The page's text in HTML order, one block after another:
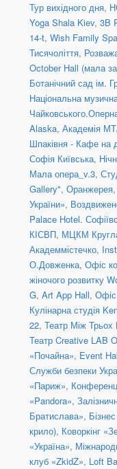
Тур вихідного дня,
Yoga Shala Kiev, 3B
14-t, Wish Family
Тисячоліття,
October Hall (мала
Ботанічний сад ім.
Національна
Alaska, Академія
Шпаківня - Кафе на
Софія Київська,
Мала опера_v.3,
Gallery", Оранжерея,
України»,
Palace Hotel.
КІСВП, МЦКМ
Академмістечко,
О.Довженка, Офіс
жіночого розвитку
G, Art App Hall, Офіс
Кулінарна студія
22, Театр Між Трьох
Театр Creative LAB
«Почайна», Event
Служби безпеки
«Париж»,
«Pandora»,
Братислава»,
крило), Коворкінг
«Україна»,
клуб «ZkidZ», Loft